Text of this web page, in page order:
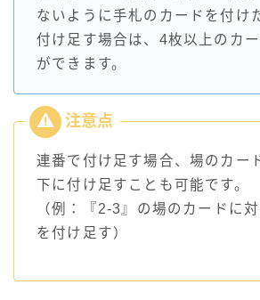
ないように手札のカードを付け
付け足す場合は、4枚以上のカ
ができます。
連番で付け足す場合、場のカー
下に付け足すことも可能です。
（例：『2-3』の場のカードに
を付け足す）